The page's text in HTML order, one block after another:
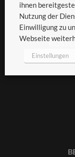
ihnen
Nutzung der
Einwilligung zu
Webseite
Einstellungen